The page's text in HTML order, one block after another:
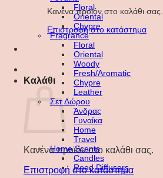
Κανένα προϊόν στο καλάθι σας.
Επιστροφή στο κατάστημα
Καλάθι
Κανένα προϊόν στο καλάθι σας.
Επιστροφή στο κατάστημα
Floral
Oriental
Chypre
Fragrance
Floral
Oriental
Woody
Fresh/Aromatic
Chypre
Leather
Σετ Δώρου
Άνδρας
Γυναίκα
Home
Travel
Home Scents
Candles
Reed Diffusers